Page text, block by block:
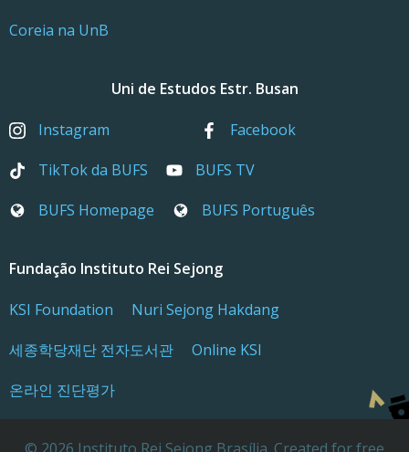
Coreia na UnB
Uni de Estudos Estr. Busan
Instagram
Facebook
TikTok da BUFS
BUFS TV
BUFS Homepage
BUFS Português
Fundação Instituto Rei Sejong
KSI Foundation
Nuri Sejong Hakdang
세종학당재단 전자도서관
Online KSI
온라인 진단평가
© 2026 Instituto Rei Sejong Brasília. Created for free